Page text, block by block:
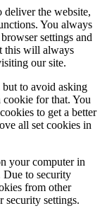
deliver the website,
You always
settings and
this will always
our site.
to avoid asking
for that. You
to get a better
all set cookies in
your computer in
Due to security
from other
security settings.